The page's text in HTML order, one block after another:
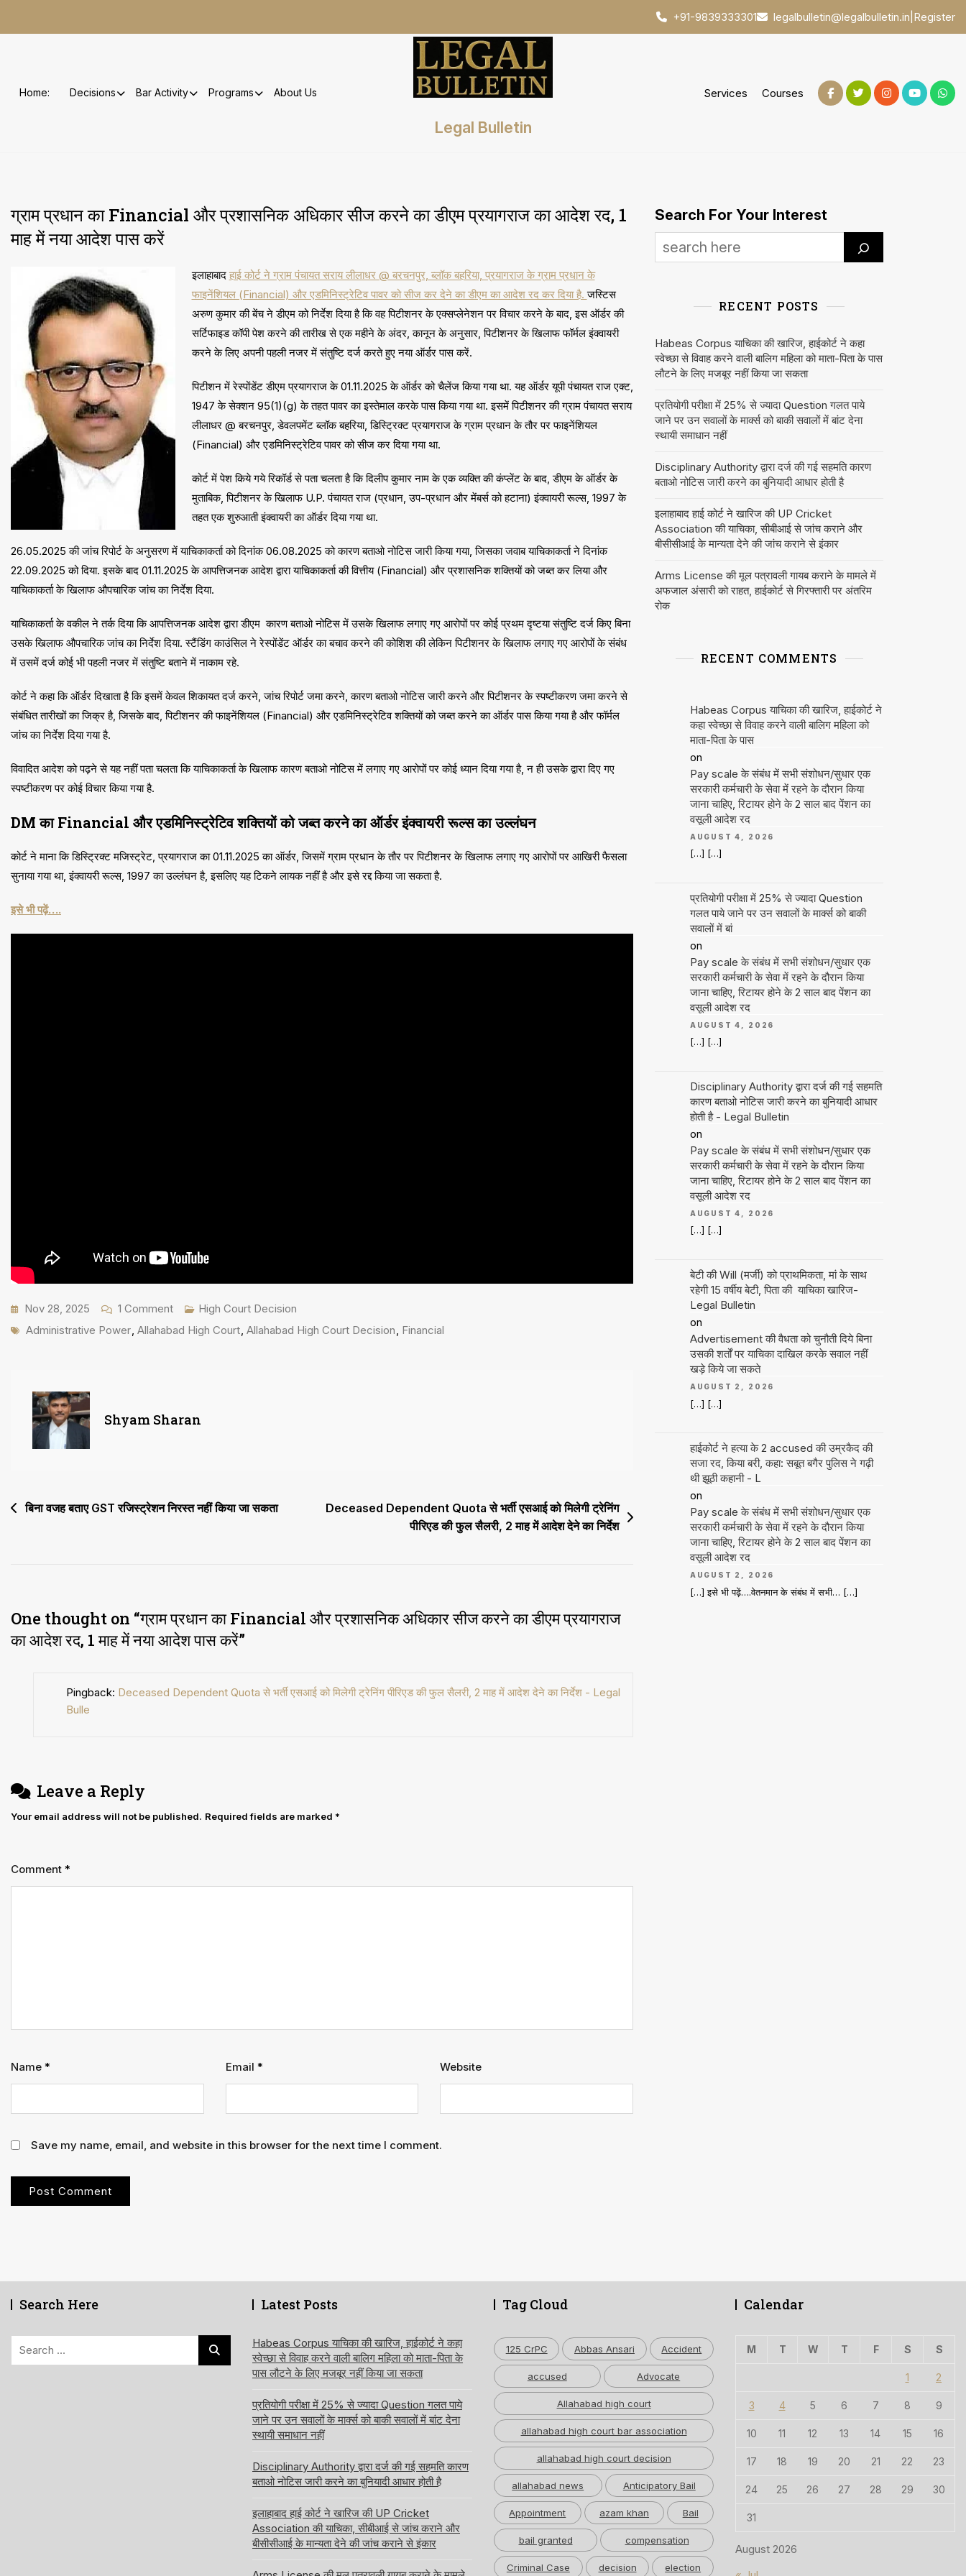
+91-9839333301 legalbulletin@legalbulletin.in Register
Home: Decisions Bar Activity Programs About Us
Legal Bulletin
Services Courses
ग्राम प्रधान का Financial और प्रशासनिक अधिकार सीज करने का डीएम प्रयागराज का आदेश रद, 1
माह में नया आदेश पास करें
इलाहाबाद हाई कोर्ट ने ग्राम पंचायत सराय लीलाधर @ बरचनपुर, ब्लॉक बहरिया, प्रयागराज के ग्राम प्रधान के
फाइनेंशियल (Financial) और एडमिनिस्ट्रेटिव पावर को सीज कर देने का डीएम का आदेश रद कर दिया है.जस्टिस
अरुण कुमार की बेंच ने डीएम को निर्देश दिया है कि वह पिटीशनर के एक्सप्लेनेशन पर विचार करने के बाद, इस ऑर्डर की
सर्टिफाइड कॉपी पेश करने की तारीख से एक महीने के अंदर, कानून के अनुसार, पिटीशनर के खिलाफ फॉर्मल इंक्वायरी
करने के लिए अपनी पहली नजर में संतुष्टि दर्ज करते हुए नया ऑर्डर पास करें.
पिटीशन में रेस्पोंडेंट डीएम प्रयागराज के 01.11.2025 के ऑर्डर को चैलेंज किया गया था. यह ऑर्डर यूपी पंचायत राज एक्ट,
1947 के सेक्शन 95(1)(g) के तहत पावर का इस्तेमाल करके पास किया गया था. इसमें पिटीशनर की ग्राम पंचायत सराय
लीलाधर @ बरचनपुर, डेवलपमेंट ब्लॉक बहरिया, डिस्ट्रिक्ट प्रयागराज के ग्राम प्रधान के तौर पर फाइनेंशियल
(Financial) और एडमिनिस्ट्रेटिव पावर को सीज कर दिया गया था.
कोर्ट में पेश किये गये रिकॉर्ड से पता चलता है कि दिलीप कुमार नाम के एक व्यक्ति की कंप्लेंट के बाद, डीएम के ऑर्डर के
मुताबिक, पिटीशनर के खिलाफ U.P. पंचायत राज (प्रधान, उप-प्रधान और मेंबर्स को हटाना) इंक्वायरी रूल्स, 1997 के
तहत एक शुरुआती इंक्वायरी का ऑर्डर दिया गया था.
26.05.2025 की जांच रिपोर्ट के अनुसरण में याचिकाकर्ता को दिनांक 06.08.2025 को कारण बताओ नोटिस जारी किया गया, जिसका जवाब याचिकाकर्ता ने दिनांक
22.09.2025 को दिया. इसके बाद 01.11.2025 के आपत्तिजनक आदेश द्वारा याचिकाकर्ता की वित्तीय (Financial) और प्रशासनिक शक्तियों को जब्त कर लिया और
याचिकाकर्ता के खिलाफ औपचारिक जांच का निर्देश दिया.
याचिकाकर्ता के वकील ने तर्क दिया कि आपत्तिजनक आदेश द्वारा डीएम कारण बताओ नोटिस में उसके खिलाफ लगाए गए आरोपों पर कोई प्रथम दृष्टया संतुष्टि दर्ज किए बिना
उसके खिलाफ औपचारिक जांच का निर्देश दिया. स्टैंडिंग काउंसिल ने रेस्पोंडेंट ऑर्डर का बचाव करने की कोशिश की लेकिन पिटीशनर के खिलाफ लगाए गए आरोपों के संबंध
में उसमें दर्ज कोई भी पहली नजर में संतुष्टि बताने में नाकाम रहे.
कोर्ट ने कहा कि ऑर्डर दिखाता है कि इसमें केवल शिकायत दर्ज करने, जांच रिपोर्ट जमा करने, कारण बताओ नोटिस जारी करने और पिटीशनर के स्पष्टीकरण जमा करने से
संबंधित तारीखों का जिक्र है, जिसके बाद, पिटीशनर की फाइनेंशियल (Financial) और एडमिनिस्ट्रेटिव शक्तियों को जब्त करने का ऑर्डर पास किया गया है और फॉर्मल
जांच का निर्देश दिया गया है.
विवादित आदेश को पढ़ने से यह नहीं पता चलता कि याचिकाकर्ता के खिलाफ कारण बताओ नोटिस में लगाए गए आरोपों पर कोई ध्यान दिया गया है, न ही उसके द्वारा दिए गए
स्पष्टीकरण पर कोई विचार किया गया है.
DM का Financial और एडमिनिस्ट्रेटिव शक्तियों को जब्त करने का ऑर्डर इंक्वायरी रूल्स का उल्लंघन
कोर्ट ने माना कि डिस्ट्रिक्ट मजिस्ट्रेट, प्रयागराज का 01.11.2025 का ऑर्डर, जिसमें ग्राम प्रधान के तौर पर पिटीशनर के खिलाफ लगाए गए आरोपों पर आखिरी फैसला
सुनाया गया था, इंक्वायरी रूल्स, 1997 का उल्लंघन है, इसलिए यह टिकने लायक नहीं है और इसे रद्द किया जा सकता है.
इसे भी पढ़ें….
Nov 28, 2025 1 CommentOn
ग्राम
और
करने
रद,
में
High Court Decision
Tags
Administrative Power Allahabad High Court Allahabad High Court Decision Financial
Shyam Sharan
Post
बिना वजह बताए GST रजिस्ट्रेशन निरस्त नहीं किया जा सकता
Deceased Dependent Quota से भर्ती एसआई को मिलेगी ट्रेनिंग
पीरिएड की फुल सैलरी, 2 माह में आदेश देने का निर्देश
One thought on “ग्राम प्रधान का Financial और प्रशासनिक अधिकार सीज करने का डीएम प्रयागराज
का आदेश रद, 1 माह में नया आदेश पास करें”
Pingback: Deceased Dependent Quota से भर्ती एसआई को मिलेगी ट्रेनिंग पीरिएड की फुल सैलरी, 2 माह में आदेश देने का निर्देश - Legal
Bulle
Leave a Reply
Your email address will not be published. Required fields are marked *
Comment *
Name * Email * Website
Save my name, email, and website in this browser for the next time I comment.
Search For Your Interest
RECENT POSTS
Habeas Corpus याचिका की खारिज, हाईकोर्ट ने कहा
स्वेच्छा से विवाह करने वाली बालिग महिला को माता-पिता के पास
लौटने के लिए मजबूर नहीं किया जा सकता
प्रतियोगी परीक्षा में 25% से ज्यादा Question गलत पाये
जाने पर उन सवालों के मार्क्स को बाकी सवालों में बांट देना
स्थायी समाधान नहीं
Disciplinary Authority द्वारा दर्ज की गई सहमति कारण
बताओ नोटिस जारी करने का बुनियादी आधार होती है
इलाहाबाद हाई कोर्ट ने खारिज की UP Cricket
Association की याचिका, सीबीआई से जांच कराने और
बीसीसीआई के मान्यता देने की जांच कराने से इंकार
Arms License की मूल पत्रावली गायब कराने के मामले में
अफजाल अंसारी को राहत, हाईकोर्ट से गिरफ्तारी पर अंतरिम
रोक
RECENT COMMENTS
Habeas Corpus याचिका की खारिज, हाईकोर्ट ने
कहा स्वेच्छा से विवाह करने वाली बालिग महिला को
माता-पिता के पास
on
Pay scale के संबंध में सभी संशोधन/सुधार एक
सरकारी कर्मचारी के सेवा में रहने के दौरान किया
जाना चाहिए, रिटायर होने के 2 साल बाद पेंशन का
वसूली आदेश रद
AUGUST 4, 2026
[…] […]
प्रतियोगी परीक्षा में 25% से ज्यादा Question
गलत पाये जाने पर उन सवालों के मार्क्स को बाकी
सवालों में बां
on
Pay scale के संबंध में सभी संशोधन/सुधार एक
सरकारी कर्मचारी के सेवा में रहने के दौरान किया
जाना चाहिए, रिटायर होने के 2 साल बाद पेंशन का
वसूली आदेश रद
AUGUST 4, 2026
[…] […]
Disciplinary Authority द्वारा दर्ज की गई सहमति
कारण बताओ नोटिस जारी करने का बुनियादी आधार
होती है - Legal Bulletin
on
Pay scale के संबंध में सभी संशोधन/सुधार एक
सरकारी कर्मचारी के सेवा में रहने के दौरान किया
जाना चाहिए, रिटायर होने के 2 साल बाद पेंशन का
वसूली आदेश रद
AUGUST 4, 2026
[…] […]
बेटी की Will (मर्जी) को प्राथमिकता, मां के साथ
रहेगी 15 वर्षीय बेटी, पिता की याचिका खारिज-
Legal Bulletin
on
Advertisement की वैधता को चुनौती दिये बिना
उसकी शर्तों पर याचिका दाखिल करके सवाल नहीं
खड़े किये जा सकते
AUGUST 2, 2026
[…] […]
हाईकोर्ट ने हत्या के 2 accused की उम्रकैद की
सजा रद, किया बरी, कहा: सबूत बगैर पुलिस ने गढ़ी
थी झूठी कहानी - L
on
Pay scale के संबंध में सभी संशोधन/सुधार एक
सरकारी कर्मचारी के सेवा में रहने के दौरान किया
जाना चाहिए, रिटायर होने के 2 साल बाद पेंशन का
वसूली आदेश रद
AUGUST 2, 2026
[…] इसे भी पढ़ें….वेतनमान के संबंध में सभी… […]
Search Here Latest Posts
Habeas Corpus याचिका की खारिज, हाईकोर्ट ने कहा
स्वेच्छा से विवाह करने वाली बालिग महिला को माता-पिता के
पास लौटने के लिए मजबूर नहीं किया जा सकता
प्रतियोगी परीक्षा में 25% से ज्यादा Question गलत पाये
जाने पर उन सवालों के मार्क्स को बाकी सवालों में बांट देना
स्थायी समाधान नहीं
Disciplinary Authority द्वारा दर्ज की गई सहमति कारण
बताओ नोटिस जारी करने का बुनियादी आधार होती है
इलाहाबाद हाई कोर्ट ने खारिज की UP Cricket
Association की याचिका, सीबीआई से जांच कराने और
बीसीसीआई के मान्यता देने की जांच कराने से इंकार
Tag Cloud
125 CrPC Abbas Ansari Accident
accused Advocate
Allahabad high court
allahabad high court bar association
allahabad high court decision
allahabad news Anticipatory Bail
Appointment azam khan Bail
bail granted compensation
Criminal Case decision election
Calendar
August 2026
M T W T F S S
1 2
3 4 5 6 7 8 9
10 11 12 13 14 15 16
17 18 19 20 21 22 23
24 25 26 27 28 29 30
31